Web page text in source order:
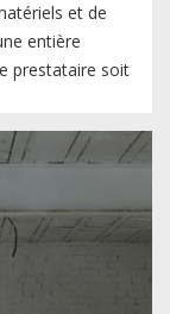
et de
entière
prestataire soit